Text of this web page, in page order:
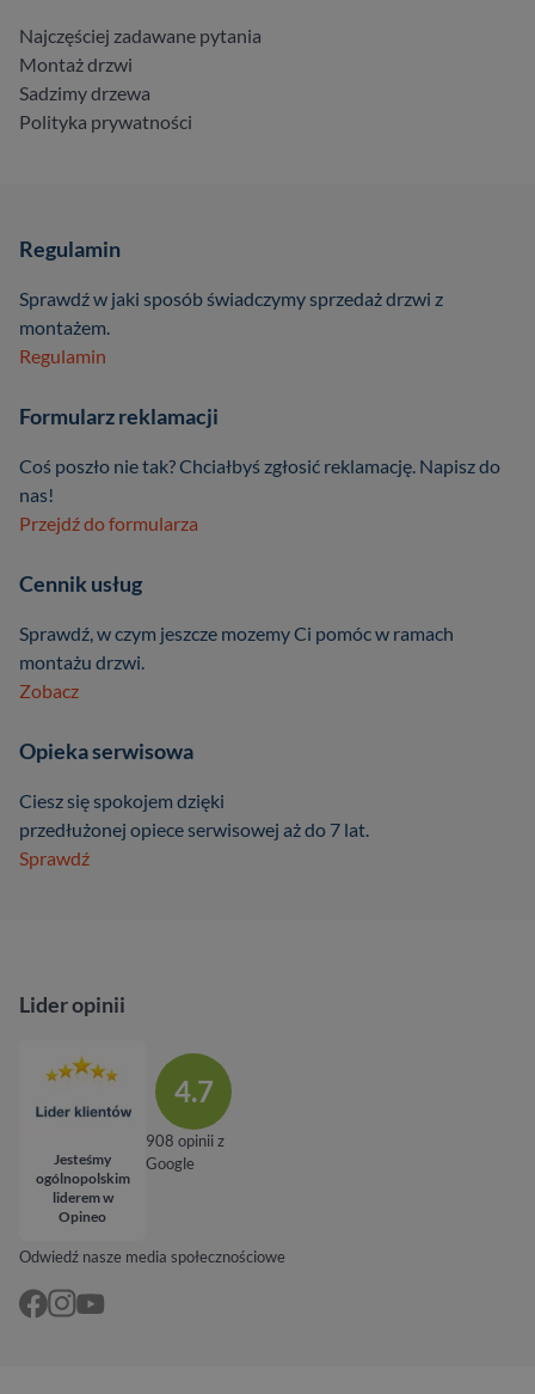
Najczęściej zadawane pytania
Montaż drzwi
Sadzimy drzewa
Polityka prywatności
Regulamin
Sprawdź w jaki sposób świadczymy sprzedaż drzwi z
montażem.
Regulamin
Formularz reklamacji
Coś poszło nie tak? Chciałbyś zgłosić reklamację. Napisz do
nas!
Przejdź do formularza
Cennik usług
Sprawdź, w czym jeszcze mozemy Ci pomóc w ramach
montażu drzwi.
Zobacz
Opieka serwisowa
Ciesz się spokojem dzięki
przedłużonej opiece serwisowej aż do 7 lat.
Sprawdź
Odwiedź nasze media społecznościowe
Lider opinii
Jesteśmy
ogólnopolskim
liderem w
Opineo
4.7
908 opinii z
Google